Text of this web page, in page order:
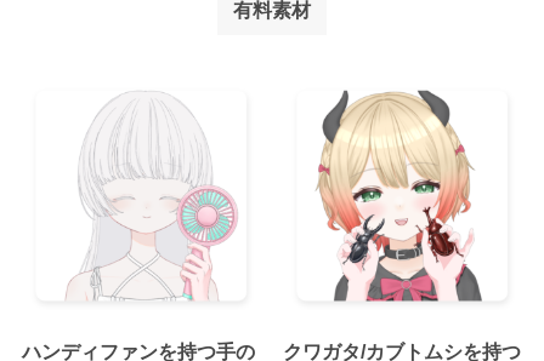
有料素材
ハンディファンを持つ手の
クワガタ/カブトムシを持つ